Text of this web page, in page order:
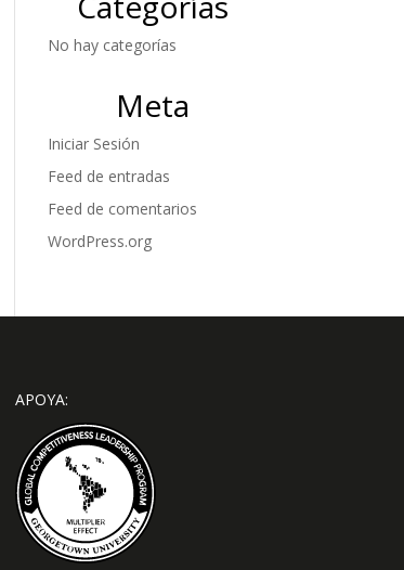
No hay categorías
Meta
Iniciar Sesión
Feed de entradas
Feed de comentarios
WordPress.org
APOYA: